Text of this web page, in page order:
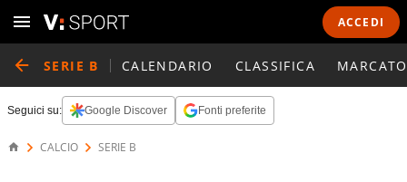
ACCEDI
SERIE B CALENDARIO CLASSIFICA
Seguici su: Google Discover Fonti preferite
CALCIO SERIE B